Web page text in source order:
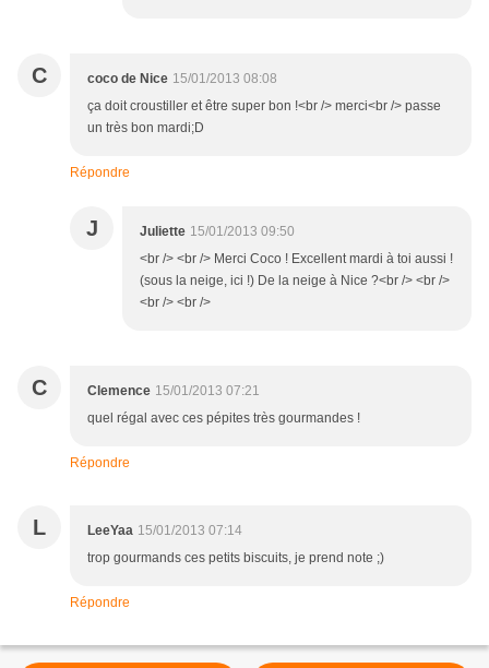
C coco de Nice 15/01/2013 08:08
ça doit croustiller et être super bon !<br /> merci<br /> passe
un très bon mardi;D
Répondre
J Juliette 15/01/2013 09:50
<br /> <br /> Merci Coco ! Excellent mardi à toi aussi !
(sous la neige, ici !) De la neige à Nice ?<br /> <br />
<br /> <br />
C Clemence 15/01/2013 07:21
quel régal avec ces pépites très gourmandes !
Répondre
L LeeYaa 15/01/2013 07:14
trop gourmands ces petits biscuits, je prend note ;)
Répondre